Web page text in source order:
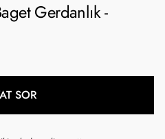
Gerdanlık -
SOR